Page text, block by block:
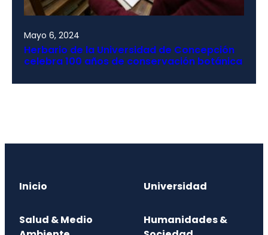
Mayo 6, 2024
Herbario de la Universidad de Concepción
celebra 100 años de conservación botánica
Inicio Universidad
Salud & Medio
Humanidades &